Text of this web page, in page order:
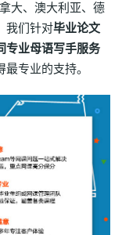
大、澳大利亚、德
我们针对毕业论文
专业母语写手服务
专业的支持。